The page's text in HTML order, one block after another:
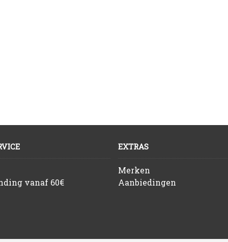
vanaf 60€
EXTRAS
Merken
Aanbiedingen